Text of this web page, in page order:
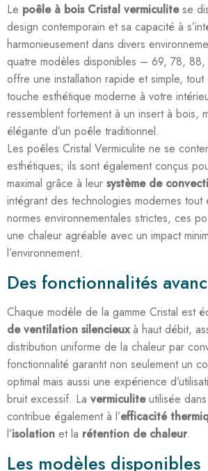
Le poêle à bois Cristal vermiculitese
design contemporain et sa capacité à
harmonieusement dans divers
quatre modèles disponibles – 69, 78,
offre une installation rapide et simple,
touche esthétique moderne à votre
ressemblent fortement à un insert à bois,
élégante d’un poêle traditionnel.
Les poêles Cristal Vermiculite ne se
esthétiques; ils sont également conçus
maximal grâce à leur système de
intégrant des technologies modernes tout
normes environnementales strictes, ces
une chaleur agréable avec un impact
l’environnement.
Des fonctionnalités
Chaque modèle de la gamme Cristal est
de ventilation silencieuxà haut débit,
distribution uniforme de la chaleur par
fonctionnalité garantit non seulement un
optimal mais aussi une expérience
bruit excessif. La vermiculiteutilisée
contribue également à l’efficacité
l’isolation et la rétention de chaleur.
Les modèles disponibles